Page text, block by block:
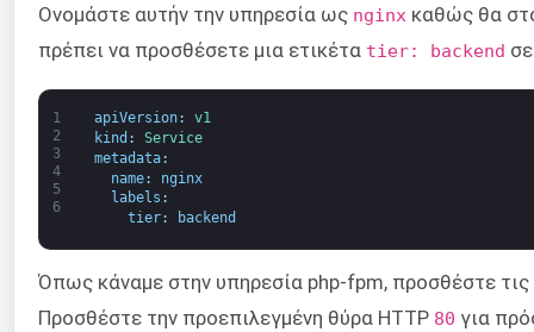
Ονομάστε αυτήν την υπηρεσία ως nginx καθώς θα
πρέπει να προσθέσετε μια ετικέτα tier: backend
1
2
3
4
5
6
apiVersion:
v1
kind :
Service
metadata:
name:
nginx
labels :
tier: backend
Όπως κάναμε στην υπηρεσία php-fpm, προσθέστε τις
Προσθέστε την προεπιλεγμένη θύρα HTTP 80 για